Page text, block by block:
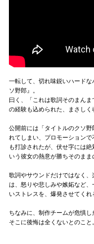
一転して、切れ味鋭いハード
ソ野郎』。
曰く、「これは歌詞そのまん
の経験も込められた、まさしく
公開前には「タイトルのクソ
れてしまい、プロモーション
も打診されたが、伏せ字には
いう彼女の熱意が勝ちそのまま
歌詞やサウンドだけではなく
は、怒りや悲しみや嫉妬など
いストレスを、爆発させてくれ
ちなみに、制作チームが危惧し
そこに後悔は全くないとのこと。